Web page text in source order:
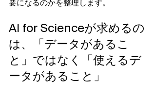
要になるのかを整理します。
AI for Scienceが求めるの
は、「データがあるこ
と」ではなく「使えるデ
ータがあること」